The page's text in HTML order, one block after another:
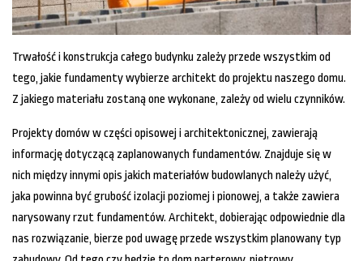
Trwałość i konstrukcja całego budynku zależy przede wszystkim od
tego, jakie fundamenty wybierze architekt do projektu naszego domu.
Z jakiego materiału zostaną one wykonane, zależy od wielu czynników.
Projekty domów w części opisowej i architektonicznej, zawierają
informację dotyczącą zaplanowanych fundamentów. Znajduje się w
nich między innymi opis jakich materiałów budowlanych należy użyć,
jaka powinna być grubość izolacji poziomej i pionowej, a także zawiera
narysowany rzut fundamentów. Architekt, dobierając odpowiednie dla
nas rozwiązanie, bierze pod uwagę przede wszystkim planowany typ